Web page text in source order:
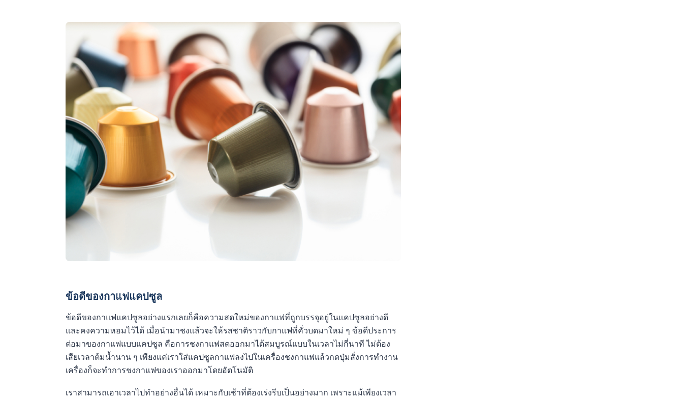
ข้อดีของกาแฟแคปซูล
ข้อดีของกาแฟแคปซูลอย่างแรกเลยก็คือความสดใหม่ของกาแฟที่ถูกบรรจุอยู่ในแคปซูลอย่างดี
และคงความหอมไว้ได้ เมื่อนำมาชงแล้วจะให้รสชาติราวกับกาแฟที่คั่วบดมาใหม่ ๆ ข้อดีประการ
ต่อมาของกาแฟแบบแคปซูล คือการชงกาแฟสดออกมาได้สมบูรณ์แบบในเวลาไม่กี่นาที ไม่ต้อง
เสียเวลาต้มน้ำนาน ๆ เพียงแค่เราใส่แคปซูลกาแฟลงไปในเครื่องชงกาแฟแล้วกดปุ่มสั่งการทำงาน
เครื่องก็จะทำการชงกาแฟของเราออกมาโดยอัตโนมัติ
เราสามารถเอาเวลาไปทำอย่างอื่นได้ เหมาะกับเช้าที่ต้องเร่งรีบเป็นอย่างมาก เพราะแม้เพียงเวลา